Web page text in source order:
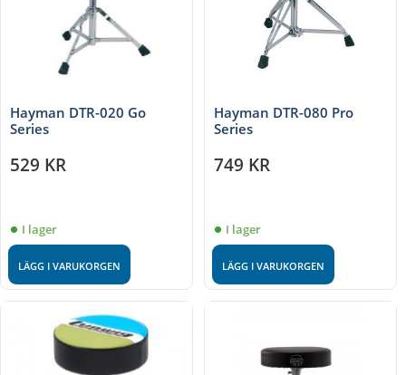
Hayman DTR-020 Go
Series
529 KR
I lager
LÄGG I VARUKORGEN
Hayman DTR-080 Pro
Series
749 KR
I lager
LÄGG I VARUKORGEN